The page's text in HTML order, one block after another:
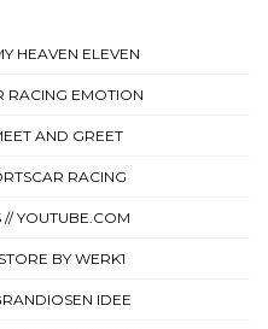
HEAVEN ELEVEN
RACING EMOTION
AND GREET
RACING
// YOUTUBE.COM
BY WERK1
IDEE